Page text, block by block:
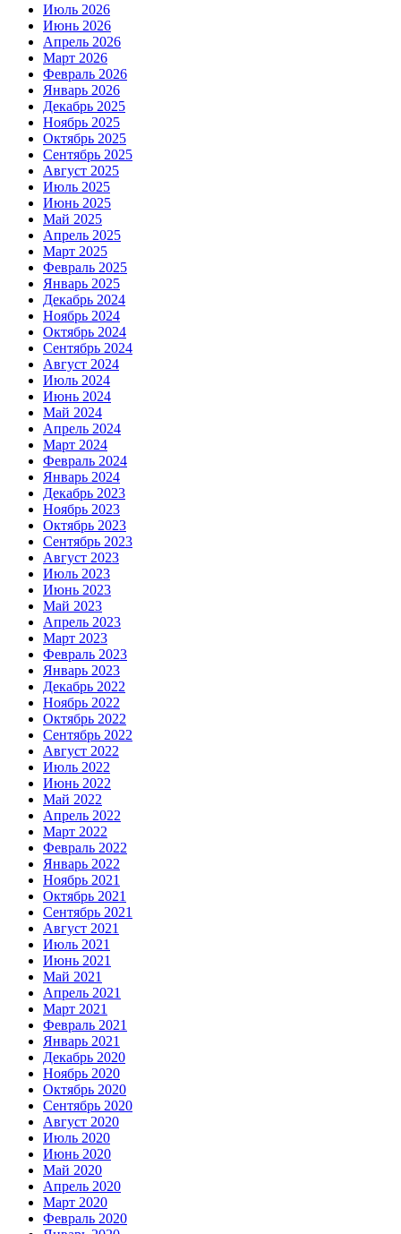
Июль 2026
Июнь 2026
Апрель 2026
Март 2026
Февраль 2026
Январь 2026
Декабрь 2025
Ноябрь 2025
Октябрь 2025
Сентябрь 2025
Август 2025
Июль 2025
Июнь 2025
Май 2025
Апрель 2025
Март 2025
Февраль 2025
Январь 2025
Декабрь 2024
Ноябрь 2024
Октябрь 2024
Сентябрь 2024
Август 2024
Июль 2024
Июнь 2024
Май 2024
Апрель 2024
Март 2024
Февраль 2024
Январь 2024
Декабрь 2023
Ноябрь 2023
Октябрь 2023
Сентябрь 2023
Август 2023
Июль 2023
Июнь 2023
Май 2023
Апрель 2023
Март 2023
Февраль 2023
Январь 2023
Декабрь 2022
Ноябрь 2022
Октябрь 2022
Сентябрь 2022
Август 2022
Июль 2022
Июнь 2022
Май 2022
Апрель 2022
Март 2022
Февраль 2022
Январь 2022
Ноябрь 2021
Октябрь 2021
Сентябрь 2021
Август 2021
Июль 2021
Июнь 2021
Май 2021
Апрель 2021
Март 2021
Февраль 2021
Январь 2021
Декабрь 2020
Ноябрь 2020
Октябрь 2020
Сентябрь 2020
Август 2020
Июль 2020
Июнь 2020
Май 2020
Апрель 2020
Март 2020
Февраль 2020